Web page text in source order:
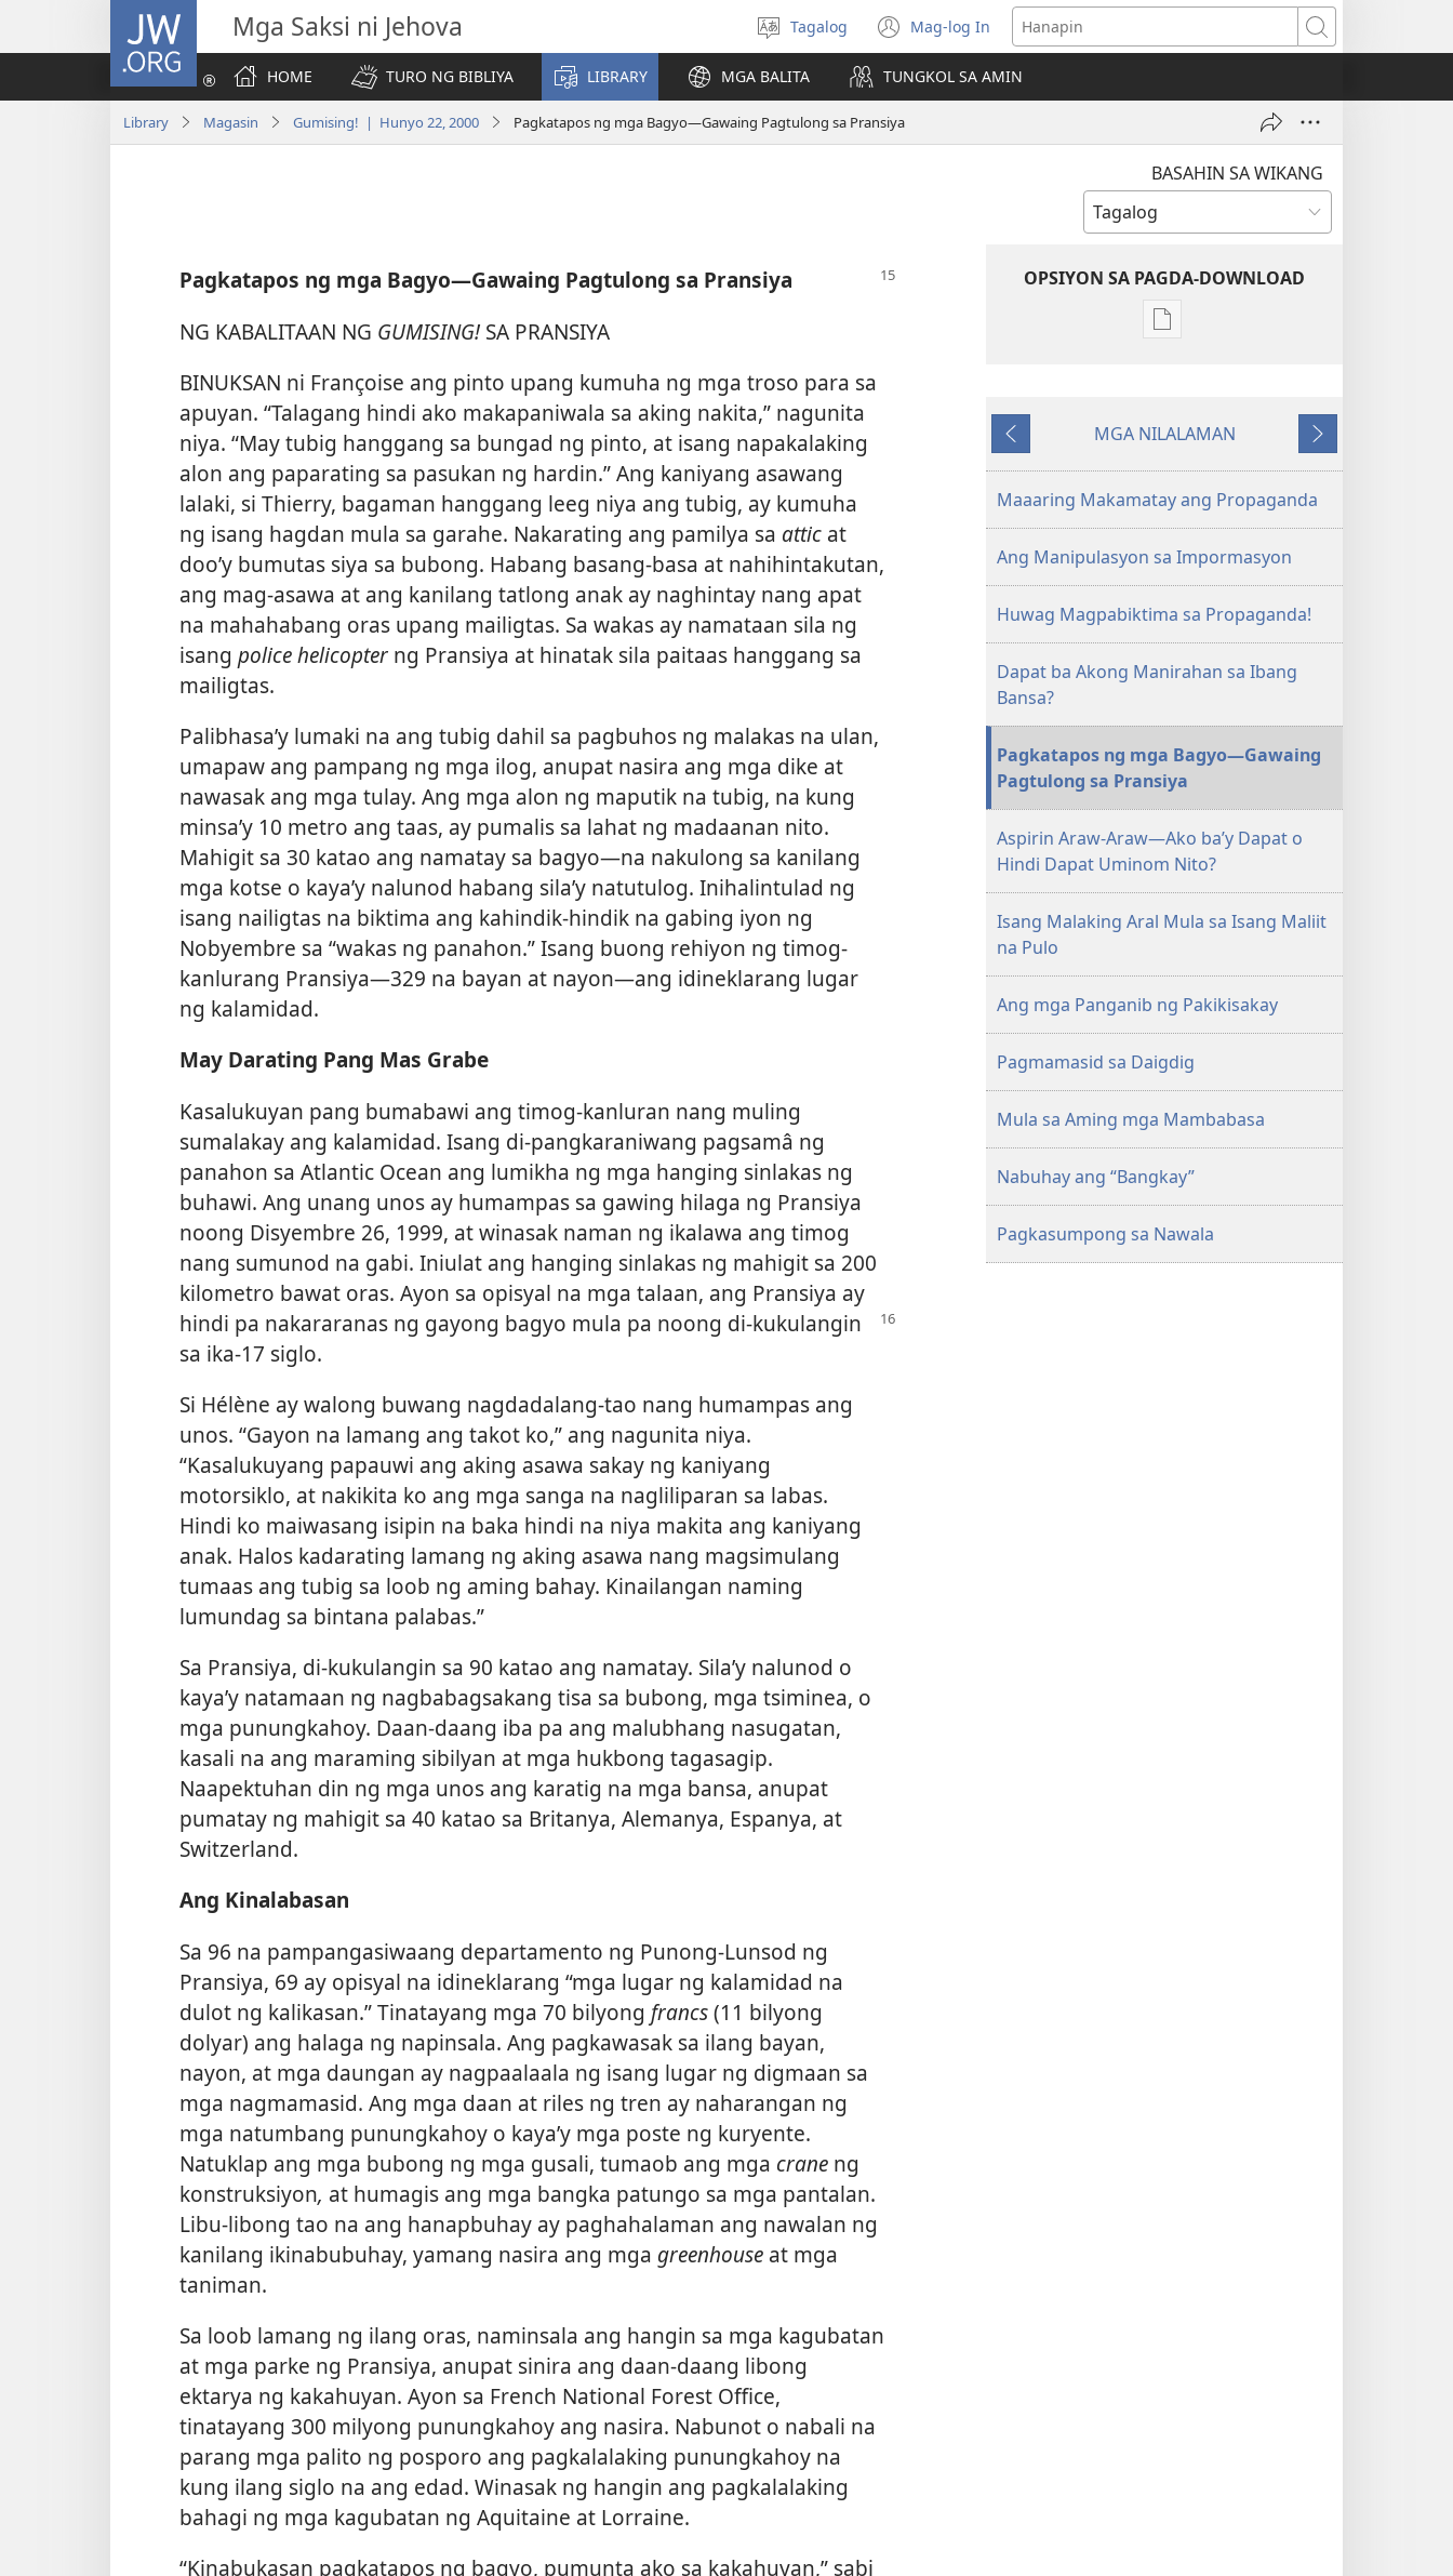
JW.ORG Mga Saksi ni Jehova
Pumili
ng
wika
Tagalog Mag-log In
(may
bubukas
na
bagong
Hanapin
HOME
TURO NG BIBLIYA LIBRARY MGA BALITA TUNGKOL SA AMIN
Library Magasin Gumising! | Hunyo 22, 2000 Pagkatapos ng mga Bagyo—Gawaing Pagtulong sa Pransiya
BASAHIN SA WIKANG
Pagkatapos ng mga Bagyo​—Gawaing Pagtulong sa Pransiya
NG KABALITAAN NG GUMISING! SA PRANSIYA
BINUKSAN ni Françoise ang pinto upang kumuha ng mga troso para sa
apuyan. “Talagang hindi ako makapaniwala sa aking nakita,” nagunita
niya. “May tubig hanggang sa bungad ng pinto, at isang napakalaking
alon ang paparating sa pasukan ng hardin.” Ang kaniyang asawang
lalaki, si Thierry, bagaman hanggang leeg niya ang tubig, ay kumuha
ng isang hagdan mula sa garahe. Nakarating ang pamilya sa attic at
doo’y bumutas siya sa bubong. Habang basang-basa at nahihintakutan,
ang mag-asawa at ang kanilang tatlong anak ay naghintay nang apat
na mahahabang oras upang mailigtas. Sa wakas ay namataan sila ng
isang police helicopter ng Pransiya at hinatak sila paitaas hanggang sa
mailigtas.
Palibhasa’y lumaki na ang tubig dahil sa pagbuhos ng malakas na ulan,
umapaw ang pampang ng mga ilog, anupat nasira ang mga dike at
nawasak ang mga tulay. Ang mga alon ng maputik na tubig, na kung
minsa’y 10 metro ang taas, ay pumalis sa lahat ng madaanan nito.
Mahigit sa 30 katao ang namatay sa bagyo​—na nakulong sa kanilang
mga kotse o kaya’y nalunod habang sila’y natutulog. Inihalintulad ng
isang nailigtas na biktima ang kahindik-hindik na gabing iyon ng
Nobyembre sa “wakas ng panahon.” Isang buong rehiyon ng timog-
kanlurang Pransiya​—329 na bayan at nayon​—ang idineklarang lugar
ng kalamidad.
May Darating Pang Mas Grabe
Kasalukuyan pang bumabawi ang timog-kanluran nang muling
sumalakay ang kalamidad. Isang di-pangkaraniwang pagsamâ ng
panahon sa Atlantic Ocean ang lumikha ng mga hanging sinlakas ng
buhawi. Ang unang unos ay humampas sa gawing hilaga ng Pransiya
noong Disyembre 26, 1999, at winasak naman ng ikalawa ang timog
nang sumunod na gabi. Iniulat ang hanging sinlakas ng mahigit sa 200
kilometro bawat oras. Ayon sa opisyal na mga talaan, ang Pransiya ay
hindi pa nakararanas ng gayong bagyo mula pa noong di-kukulangin
sa ika-17 siglo.
Si Hélène ay walong buwang nagdadalang-tao nang humampas ang
unos. “Gayon na lamang ang takot ko,” ang nagunita niya.
“Kasalukuyang papauwi ang aking asawa sakay ng kaniyang
motorsiklo, at nakikita ko ang mga sanga na nagliliparan sa labas.
Hindi ko maiwasang isipin na baka hindi na niya makita ang kaniyang
anak. Halos kadarating lamang ng aking asawa nang magsimulang
tumaas ang tubig sa loob ng aming bahay. Kinailangan naming
lumundag sa bintana palabas.”
Sa Pransiya, di-kukulangin sa 90 katao ang namatay. Sila’y nalunod o
kaya’y natamaan ng nagbabagsakang tisa sa bubong, mga tsiminea, o
mga punungkahoy. Daan-daang iba pa ang malubhang nasugatan,
kasali na ang maraming sibilyan at mga hukbong tagasagip.
Naapektuhan din ng mga unos ang karatig na mga bansa, anupat
pumatay ng mahigit sa 40 katao sa Britanya, Alemanya, Espanya, at
Switzerland.
Ang Kinalabasan
Sa 96 na pampangasiwaang departamento ng Punong-Lunsod ng
Pransiya, 69 ay opisyal na idineklarang “mga lugar ng kalamidad na
dulot ng kalikasan.” Tinatayang mga 70 bilyong francs(11 bilyong
dolyar) ang halaga ng napinsala. Ang pagkawasak sa ilang bayan,
nayon, at mga daungan ay nagpaalaala ng isang lugar ng digmaan sa
mga nagmamasid. Ang mga daan at riles ng tren ay naharangan ng
mga natumbang punungkahoy o kaya’y mga poste ng kuryente.
Natuklap ang mga bubong ng mga gusali, tumaob ang mga crane ng
konstruksiyon, at humagis ang mga bangka patungo sa mga pantalan.
Libu-libong tao na ang hanapbuhay ay paghahalaman ang nawalan ng
kanilang ikinabubuhay, yamang nasira ang mga greenhouse at mga
taniman.
Sa loob lamang ng ilang oras, naminsala ang hangin sa mga kagubatan
at mga parke ng Pransiya, anupat sinira ang daan-daang libong
ektarya ng kakahuyan. Ayon sa French National Forest Office,
tinatayang 300 milyong punungkahoy ang nasira. Nabunot o nabali na
parang mga palito ng posporo ang pagkalalaking punungkahoy na
kung ilang siglo na ang edad. Winasak ng hangin ang pagkalalaking
bahagi ng mga kagubatan ng Aquitaine at Lorraine.
“Kinabukasan pagkatapos ng bagyo, pumunta ako sa kakahuyan,” sabi
OPSIYON SA PAGDA-DOWNLOAD
Opsiyon
ng
MAGASIN
Hunyo 22,
Nauna
MGA NILALAMAN
Susunod
Maaaring Makamatay ang Propaganda
Ang Manipulasyon sa Impormasyon
Huwag Magpabiktima sa Propaganda!
Dapat ba Akong Manirahan sa Ibang
Bansa?
Pagkatapos ng mga Bagyo—Gawaing
Pagtulong sa Pransiya
Aspirin Araw-Araw—Ako ba’y Dapat o
Hindi Dapat Uminom Nito?
Isang Malaking Aral Mula sa Isang Maliit
na Pulo
Ang mga Panganib ng Pakikisakay
Pagmamasid sa Daigdig
Mula sa Aming mga Mambabasa
Nabuhay ang “Bangkay”
Pagkasumpong sa Nawala